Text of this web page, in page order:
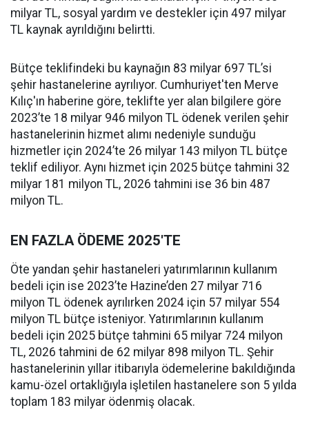
milyar TL, sosyal yardım ve destekler için 497 milyar
TL kaynak ayrıldığını belirtti.
Bütçe teklifindeki bu kaynağın 83 milyar 697 TL’si
şehir hastanelerine ayrılıyor. Cumhuriyet'ten Merve
Kılıç'ın haberine göre, teklifte yer alan bilgilere göre
2023’te 18 milyar 946 milyon TL ödenek verilen şehir
hastanelerinin hizmet alımı nedeniyle sunduğu
hizmetler için 2024’te 26 milyar 143 milyon TL bütçe
teklif ediliyor. Aynı hizmet için 2025 bütçe tahmini 32
milyar 181 milyon TL, 2026 tahmini ise 36 bin 487
milyon TL.
EN FAZLA ÖDEME 2025'TE
Öte yandan şehir hastaneleri yatırımlarının kullanım
bedeli için ise 2023’te Hazine’den 27 milyar 716
milyon TL ödenek ayrılırken 2024 için 57 milyar 554
milyon TL bütçe isteniyor. Yatırımlarının kullanım
bedeli için 2025 bütçe tahmini 65 milyar 724 milyon
TL, 2026 tahmini de 62 milyar 898 milyon TL. Şehir
hastanelerinin yıllar itibarıyla ödemelerine bakıldığında
kamu-özel ortaklığıyla işletilen hastanelere son 5 yılda
toplam 183 milyar ödenmiş olacak.